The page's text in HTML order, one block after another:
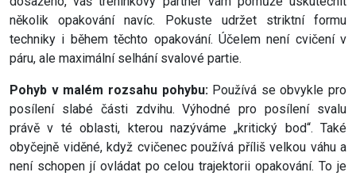
několik opakování navíc. Pokuste udržet striktní formu
techniky i během těchto opakování. Účelem není cvičení v
páru, ale maximální selhání svalové partie.
Pohyb v malém rozsahu pohybu: Používá se obvykle pro
posílení slabé části zdvihu. Výhodné pro posílení svalu
právě v té oblasti, kterou nazýváme „kritický bod“. Také
obyčejně viděné, když cvičenec používá příliš velkou váhu a
není schopen jí ovládat po celou trajektorii opakování. To je